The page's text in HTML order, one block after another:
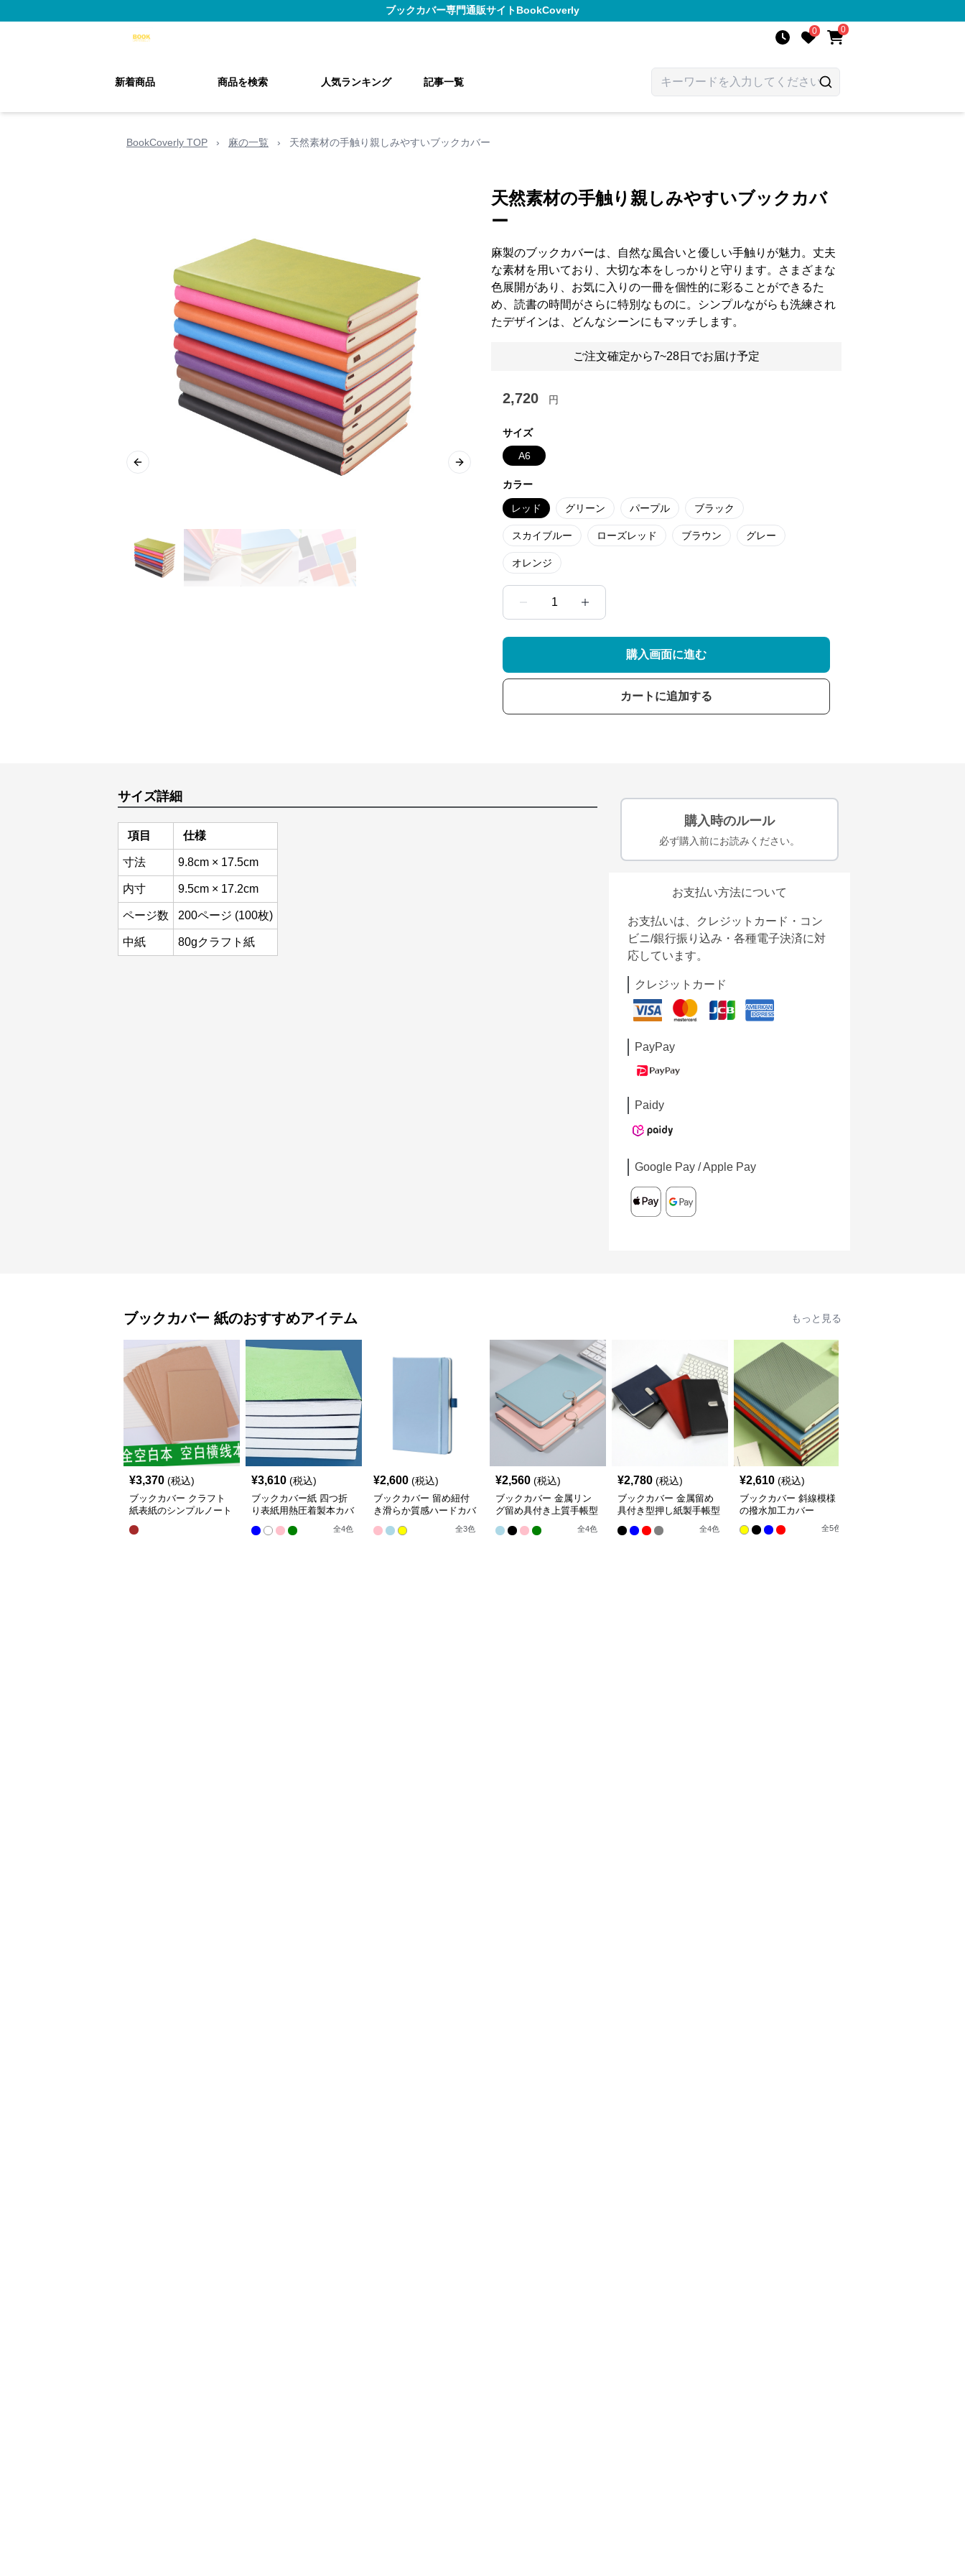
ブックカバー専門通販サイトBookCoverly
0 0
新着商品 商品を検索 人気ランキング 記事一覧
BookCoverly TOP › 麻の一覧 › 天然素材の手触り親しみやすいブックカバー
Previous slide Next slide
天然素材の手触り親しみやすいブックカバ
ー
麻製のブックカバーは、自然な風合いと優しい手触りが魅力。丈夫
な素材を用いており、大切な本をしっかりと守ります。さまざまな
色展開があり、お気に入りの一冊を個性的に彩ることができるた
め、読書の時間がさらに特別なものに。シンプルながらも洗練され
たデザインは、どんなシーンにもマッチします。
ご注文確定から7~28日でお届け予定
2,720 円
サイズ
A6
カラー
レッド グリーン パープル ブラック
スカイブルー ローズレッド ブラウン グレー
オレンジ
1
購入画面に進む
カートに追加する
サイズ詳細
項目 仕様
寸法 9.8cm × 17.5cm
内寸 9.5cm × 17.2cm
ページ数 200ページ (100枚)
中紙 80gクラフト紙
購入時のルール
必ず購入前にお読みください。
お支払い方法について
お支払いは、クレジットカード・コン
ビニ/銀行振り込み・各種電子決済に対
応しています。
クレジットカード
PayPay
Paidy
Google Pay / Apple Pay
ブックカバー 紙のおすすめアイテム もっと見る
¥3,370 (税込)
ブックカバー クラフト
紙表紙のシンプルノート
¥3,610 (税込)
ブックカバー紙 四つ折
り表紙用熱圧着製本カバ
全4色
¥2,600 (税込)
ブックカバー 留め紐付
き滑らか質感ハードカバ
ー手帳型紙製ブックカバ
ー
全3色
¥2,560 (税込)
ブックカバー 金属リン
グ留め具付き上質手帳型
全4色
¥2,780 (税込)
ブックカバー 金属留め
具付き型押し紙製手帳型
全4色
¥2,610 (税込)
ブックカバー 斜線模様
の撥水加工カバー
全5色